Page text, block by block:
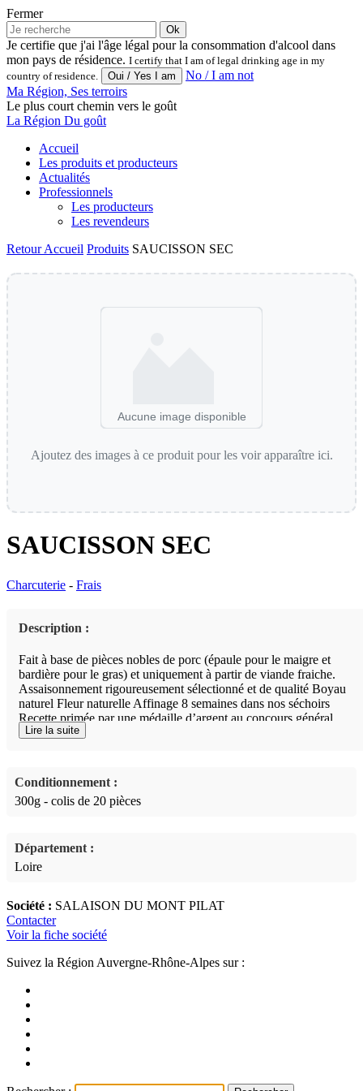
Fermer
Ok
Je certifie que j'ai l'âge légal pour la consommation d'alcool dans
mon pays de résidence. I certify that I am of legal drinking age in my
country of residence.
No / I am not
Ma Région, Ses terroirs
Le plus court chemin vers le goût
La Région Du goût
Accueil
Les produits et producteurs
Actualités
Professionnels
Les producteurs
Les revendeurs
RetourAccueil Produits SAUCISSON SEC
Aucune image disponible
Ajoutez des images à ce produit pour les voir apparaître ici.
SAUCISSON SEC
Charcuterie - Frais
Description :
Fait à base de pièces nobles de porc (épaule pour le maigre et
bardière pour le gras) et uniquement à partir de viande fraiche.
Assaisonnement rigoureusement sélectionné et de qualité Boyau
naturel Fleur naturelle Affinage 8 semaines dans nos séchoirs
Recette primée par une médaille d’argent au concours général
agricole 2017, une médaille de bronze au concours général agricole
Lire la suite
Conditionnement :
300g - colis de 20 pièces
Département :
Loire
Société : SALAISON DU MONT PILAT
Contacter
Voir la fiche société
Suivez la Région Auvergne-Rhône-Alpes sur :